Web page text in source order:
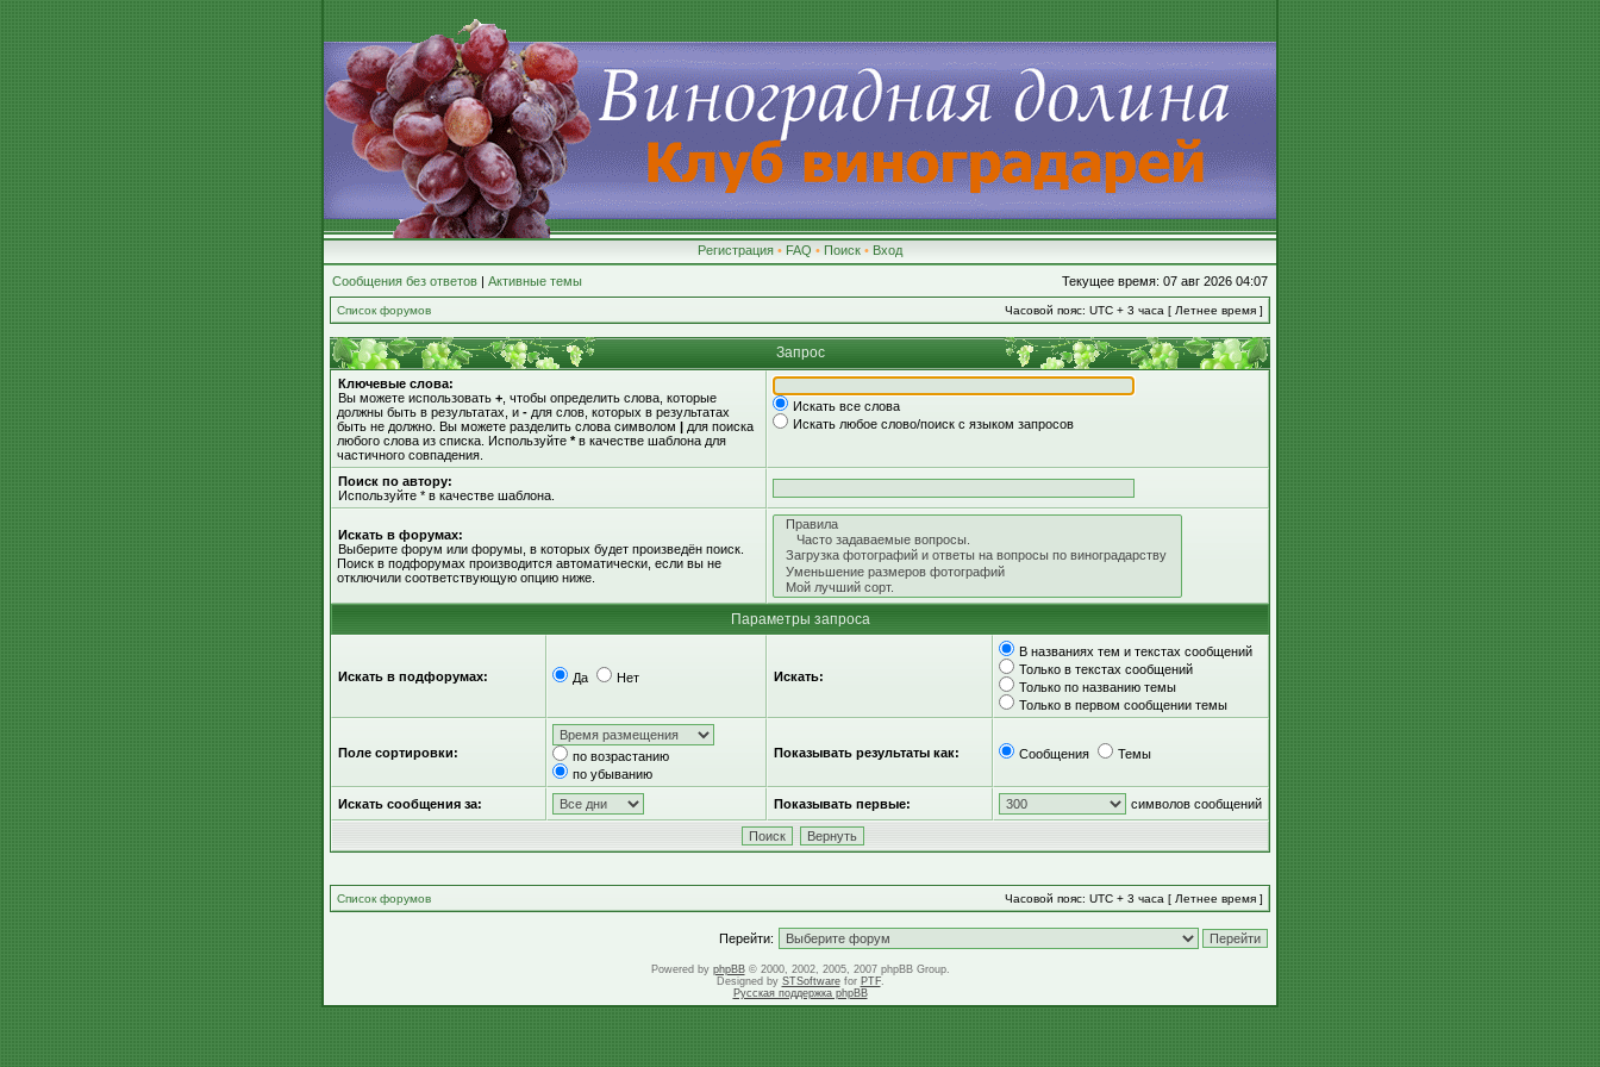
Регистрация • FAQ • Поиск • Вход
Сообщения без ответов | Активные темы Текущее время: 07 авг 2026 04:07
Список форумов Часовой пояс: UTC + 3 часа [ Летнее время ]
Запрос
Ключевые слова:
Вы можете использовать + , чтобы определить слова, которые
должны быть в результатах, и - для слов, которых в результатах
быть не должно. Вы можете разделить слова символом | для поиска
любого слова из списка. Используйте *в качестве шаблона для
частичного совпадения.
Искать все слова
Искать любое слово/поиск с языком запросов
Поиск по автору:
Используйте * в качестве шаблона.
Искать в форумах:
Выберите форум или форумы, в которых будет произведён поиск.
Поиск в подфорумах производится автоматически, если вы не
отключили соответствующую опцию ниже.
Параметры запроса
Искать в подфорумах: Да Нет Искать:
В названиях тем и текстах сообщений
Только в текстах сообщений
Только по названию темы
Только в первом сообщении темы
Поле сортировки:
по возрастанию
по убыванию
Показывать результаты как: Сообщения Темы
Искать сообщения за: Показывать первые: символов сообщений
Список форумов Часовой пояс: UTC + 3 часа [ Летнее время ]
Перейти:
Powered by phpBB© 2000, 2002, 2005, 2007 phpBB Group.
Designed by STSoftwarefor PTF.
Русская поддержка phpBB